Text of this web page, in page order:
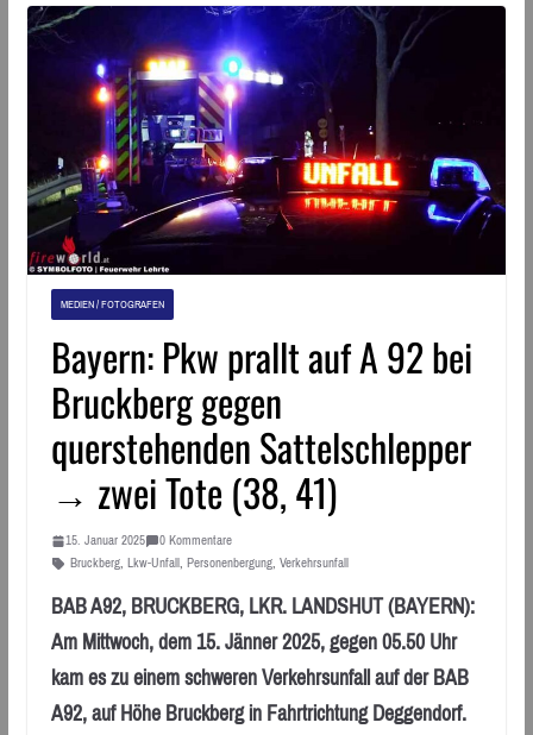
MEDIEN / FOTOGRAFEN
Bayern: Pkw prallt auf A 92 bei
Bruckberg gegen
querstehenden Sattelschlepper
→ zwei Tote (38, 41)
15. Januar 2025
0 Kommentare
Bruckberg, Lkw-Unfall, Personenbergung, Verkehrsunfall
BAB A92, BRUCKBERG, LKR. LANDSHUT (BAYERN):
Am Mittwoch, dem 15. Jänner 2025, gegen 05.50 Uhr
kam es zu einem schweren Verkehrsunfall auf der BAB
A92, auf Höhe Bruckberg in Fahrtrichtung Deggendorf.